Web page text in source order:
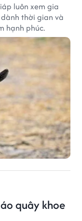
luôn xem gia
thời gian và
hạnh phúc.
quây khoe